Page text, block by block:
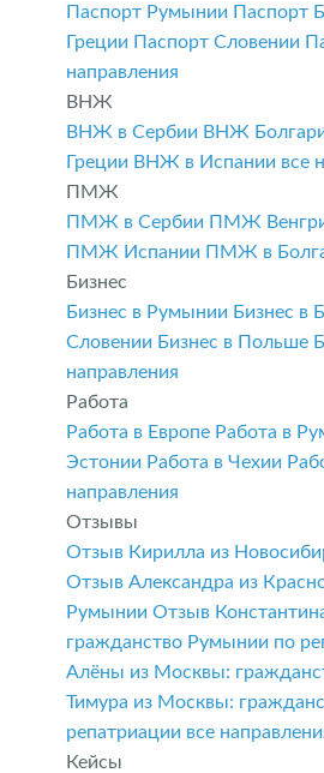
Паспорт Румынии Паспорт
Греции Паспорт Словении
направления
ВНЖ
ВНЖ в Сербии ВНЖ
Греции ВНЖ в Испании все
ПМЖ
ПМЖ в Сербии ПМЖ
ПМЖ Испании ПМЖ в
Бизнес
Бизнес в Румынии Бизнес в
Словении Бизнес в Польше
направления
Работа
Работа в Европе Работа в
Эстонии Работа в Чехии
направления
Отзывы
Отзыв Кирилла из
Отзыв Александра из
Румынии Отзыв
гражданство Румынии по
Алёны из Москвы:
Тимура из Москвы:
репатриации все
Кейсы